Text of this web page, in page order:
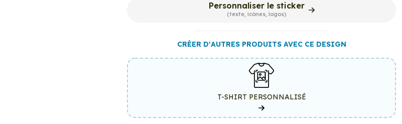
Personnaliser le sticker
(texte, icônes, logos)
CRÉER D'AUTRES PRODUITS AVEC CE DESIGN
T-SHIRT PERSONNALISÉ